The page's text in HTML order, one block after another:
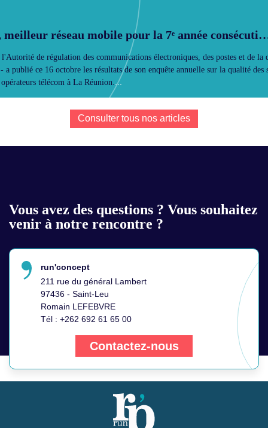
meilleur réseau mobile pour la 7ᵉ année
de régulation des communications électroniques, des postes et de la
a publié ce 16 octobre les résultats de son enquête annuelle sur la qualité des
télécom à La Réunion. ...
Consulter tous nos articles
Vous avez des questions ? Vous souhaitez
venir à notre rencontre ?
run'concept
211 rue du général Lambert
97436 - Saint-Leu
Romain LEFEBVRE
Tél :+262 692 61 65 00
Contactez-nous